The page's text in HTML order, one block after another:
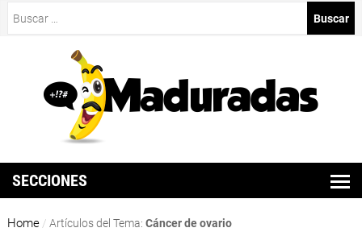
SECCIONES
Home / Artículos del Tema: Cáncer de ovario